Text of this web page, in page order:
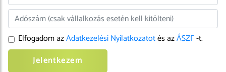
Elfogadom azAdatkezelési Nyilatkozatotés azÁSZF-t.
Jelentkezem